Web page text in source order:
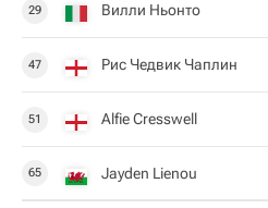
29 Вилли Ньонто
47 Рис Чедвик Чаплин
51 Alfie Cresswell
65 Jayden Lienou